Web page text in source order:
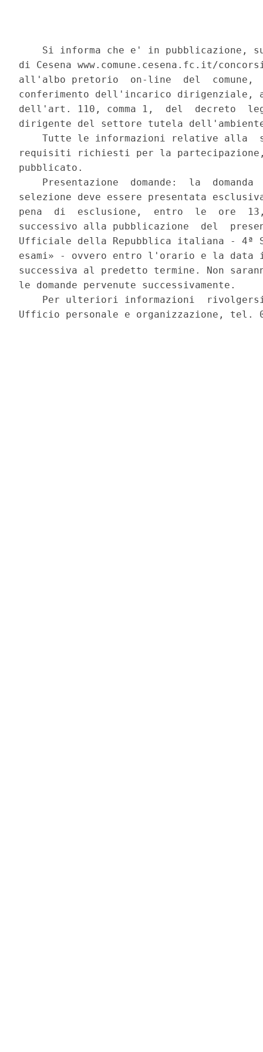
Si informa che e' in pubblicazione,
di Cesena www.comune.cesena.fc.it/
all'albo pretorio  on-line  del
conferimento dell'incarico dirigenziale,
dell'art. 110, comma 1,  del  decreto
dirigente del settore tutela
Tutte le informazioni relative alla
requisiti richiesti per la partecipazione,
pubblicato.
Presentazione  domande:  la  domanda
selezione deve essere presentata
pena  di  esclusione,  entro  le  ore
successivo alla pubblicazione  del
Ufficiale della Repubblica italiana - 4ª
esami» - ovvero entro l'orario e la data
successiva al predetto termine. Non
le domande pervenute successivamente.
Per ulteriori informazioni
Ufficio personale e organizzazione, tel.